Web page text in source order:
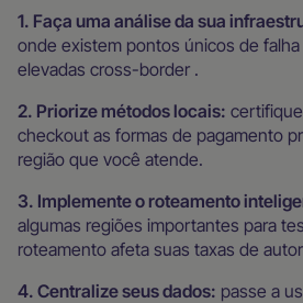
1. Faça uma análise da sua
onde existem pontos únicos de
elevadas cross-border .
2. Priorize métodos locais:
checkout as formas de pagamento
região que você atende.
3. Implemente o roteamento
algumas regiões importantes para
roteamento afeta suas taxas de
4. Centralize seus dados: passe a